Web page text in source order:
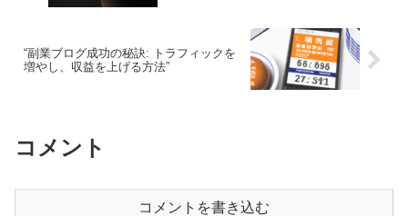
“副業ブログ成功の秘訣: トラフィックを
増やし、収益を上げる方法”
コメント
コメントを書き込む